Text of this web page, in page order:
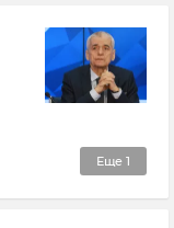
Еще 1